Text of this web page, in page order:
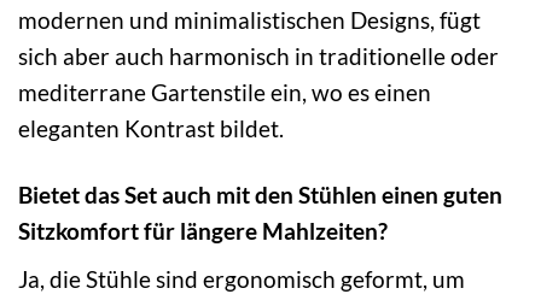
modernen und minimalistischen Designs, fügt
sich aber auch harmonisch in traditionelle oder
mediterrane Gartenstile ein, wo es einen
eleganten Kontrast bildet.
Bietet das Set auch mit den Stühlen einen guten
Sitzkomfort für längere Mahlzeiten?
Ja, die Stühle sind ergonomisch geformt, um